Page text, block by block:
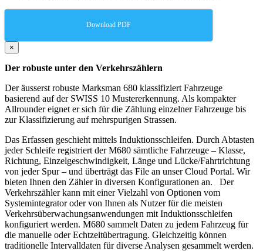
Download PDF
×
Der robuste unter den Verkehrszählern
Der äusserst robuste Marksman 680 klassifiziert Fahrzeuge
basierend auf der SWISS 10 Mustererkennung. Als kompakter
Allrounder eignet er sich für die Zählung einzelner Fahrzeuge bis
zur Klassifizierung auf mehrspurigen Strassen.
Das Erfassen geschieht mittels Induktionsschleifen. Durch Abtasten
jeder Schleife registriert der M680 sämtliche Fahrzeuge – Klasse,
Richtung, Einzelgeschwindigkeit, Länge und Lücke/Fahrtrichtung
von jeder Spur – und überträgt das File an unser Cloud Portal. Wir
bieten Ihnen den Zähler in diversen Konfigurationen an. Der
Verkehrszähler kann mit einer Vielzahl von Optionen vom
Systemintegrator oder von Ihnen als Nutzer für die meisten
Verkehrsüberwachungsanwendungen mit Induktionsschleifen
konfiguriert werden. M680 sammelt Daten zu jedem Fahrzeug für
die manuelle oder Echtzeitübertragung. Gleichzeitig können
traditionelle Intervalldaten für diverse Analysen gesammelt werden.